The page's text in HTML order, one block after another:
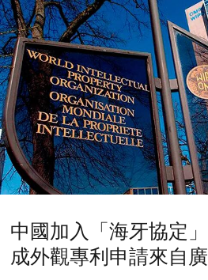
中國加入「海牙協定
成外觀專利申請來自